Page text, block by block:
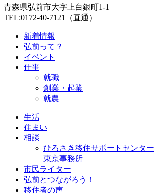
青森県弘前市大字上白銀町1-1
TEL:0172-40-7121（直通）
新着情報
弘前って？
イベント
仕事
就職
創業・起業
就農
生活
住まい
相談
ひろさき移住サポートセンター
東京事務所
市民ライター
弘前とつながろう！
移住者の声